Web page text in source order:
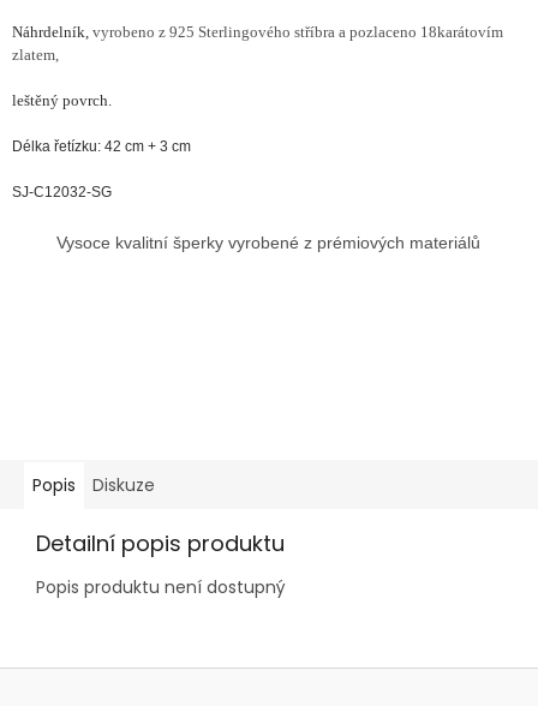
Náhrdelník, vyrobeno z 925 Sterlingového stříbra a pozlaceno 18karátovím
zlatem,
leštěný povrch.
Délka řetízku: 42 cm + 3 cm
SJ-C12032-SG
Vysoce kvalitní šperky vyrobené z prémiových materiálů
Popis Diskuze
Detailní popis produktu
Popis produktu není dostupný
Z